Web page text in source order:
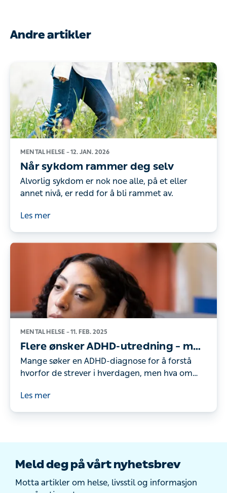
Andre artikler
MENTAL HELSE –12. JAN. 2026
Når sykdom rammer deg selv
Alvorlig sykdom er nok noe alle, på et eller
annet nivå, er redd for å bli rammet av.
Les mer
MENTAL HELSE –11. FEB. 2025
Flere ønsker ADHD-utredning – men
er det alltid riktig?
Mange søker en ADHD-diagnose for å forstå
hvorfor de strever i hverdagen, men hva om
emosjonelle belastninger? Psykolog von Hirsch
forklarer hvordan psykologisk behandling kan
Les mer
Meld deg på vårt nyhetsbrev
Motta artikler om helse, livsstil og informasjon